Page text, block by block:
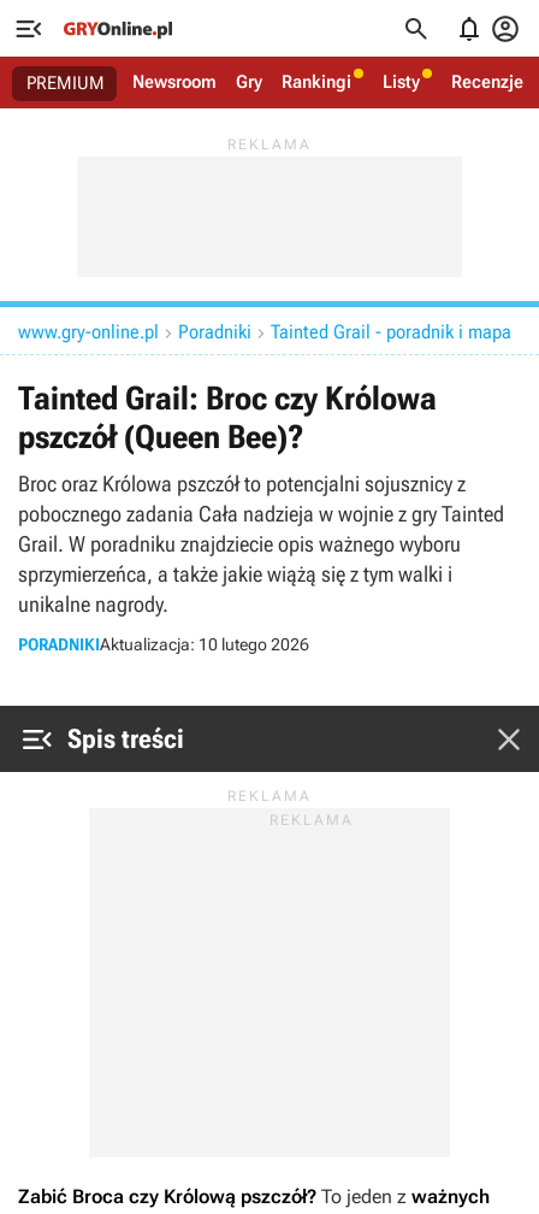
   
PREMIUM Newsroom Gry Rankingi Listy Recenzje
www.gry-online.pl  Poradniki  Tainted Grail - poradnik i mapa
Tainted Grail: Broc czy Królowa
pszczół (Queen Bee)?
Broc oraz Królowa pszczół to potencjalni sojusznicy z
pobocznego zadania Cała nadzieja w wojnie z gry Tainted
Grail. W poradniku znajdziecie opis ważnego wyboru
sprzymierzeńca, a także jakie wiążą się z tym walki i
unikalne nagrody.
PORADNIKIAktualizacja: 10 lutego 2026
 Spis treści 
Zabić Broca czy Królową pszczół? To jeden z ważnych